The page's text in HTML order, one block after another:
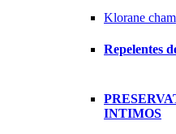
Klorane
Repelentes
INTIMOS